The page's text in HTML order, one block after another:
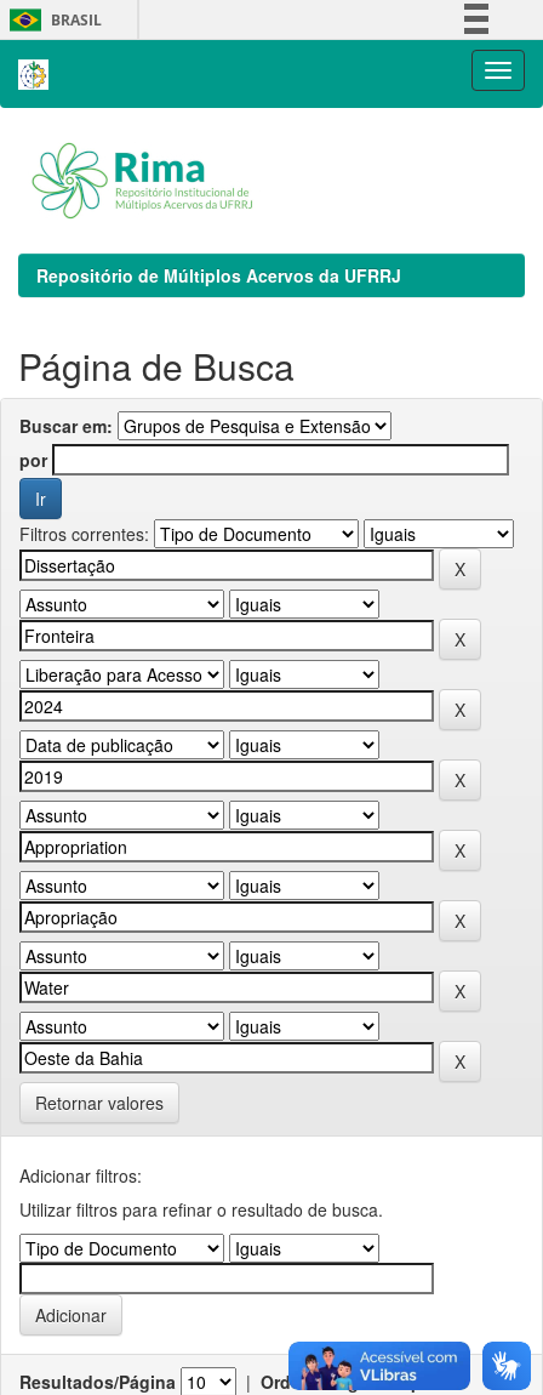
Skip
navigation
BRASIL
Repositório de Múltiplos Acervos da UFRRJ
Página de Busca
Buscar em:
por
Filtros correntes:
Retornar valores
Adicionar filtros:
Utilizar filtros para refinar o resultado de busca.
Resultados/Página | Ordenar registros por